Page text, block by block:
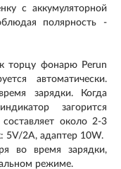
с аккумуляторной
полярность -
торцу фонарю Perun
автоматически.
зарядки. Когда
загорится
около 2-3
5V/2A, адаптер 10W.
во время зарядки,
режиме.